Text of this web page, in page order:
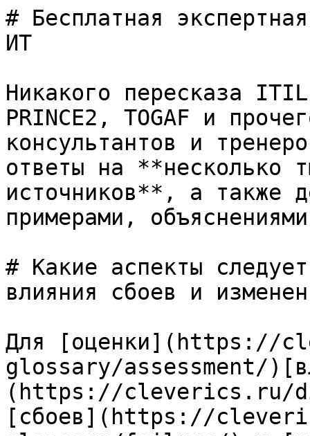
# Бесплатная
ИТ
Никакого пересказа
PRINCE2, TOGAF и
консультантов и
ответы на **несколько
источников**, а также
примерами,
# Какие аспекты
влияния сбоев и
Для [оценки](https://
glossary/assessment/
(https://cleverics.ru/
[сбоев](https://